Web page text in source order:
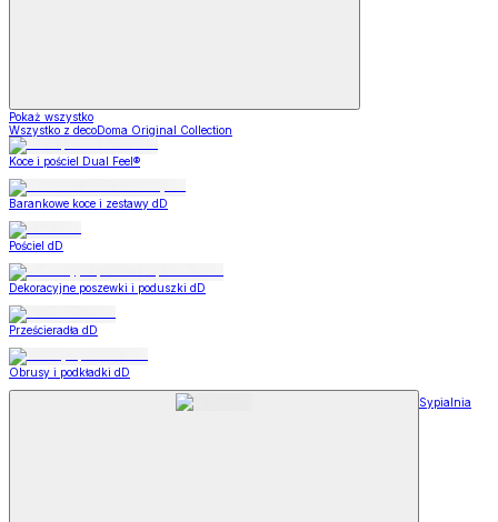
Pokaż wszystko
Wszystko z decoDoma Original Collection
Koce i pościel Dual Feel®
Barankowe koce i zestawy dD
Pościel dD
Dekoracyjne poszewki i poduszki dD
Prześcieradła dD
Obrusy i podkładki dD
Sypialnia